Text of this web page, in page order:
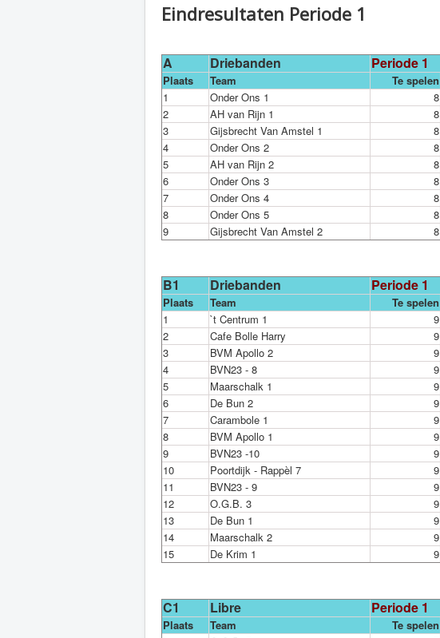
Eindresultaten Periode 1
A Driebanden Periode 1
Plaats Team Te spelen
1
Onder Ons 1 8
2
AH van Rijn 1 8
3
Gijsbrecht Van Amstel 1 8
4
Onder Ons 2 8
5
AH van Rijn 2 8
6
Onder Ons 3 8
7
Onder Ons 4 8
8
Onder Ons 5 8
9
Gijsbrecht Van Amstel 2 8
B1 Driebanden Periode 1
Plaats Team Te spelen
1
`t Centrum 1 9
2
Cafe Bolle Harry 9
3
BVM Apollo 2 9
4
BVN23 - 8 9
5
Maarschalk 1 9
6
De Bun 2 9
7
Carambole 1 9
8
BVM Apollo 1 9
9
BVN23 -10 9
10
Poortdijk - Rappèl 7 9
11
BVN23 - 9 9
12
O.G.B. 3 9
13
De Bun 1 9
14
Maarschalk 2 9
15
De Krim 1 9
C1 Libre Periode 1
Plaats Team Te spelen